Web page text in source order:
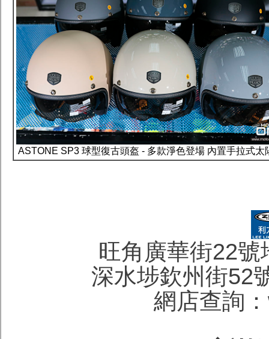
ASTONE SP3 球型復古頭盔 - 多款淨色登場 內置手拉式太
旺角廣華街22
深水埗欽州街52
網店查詢